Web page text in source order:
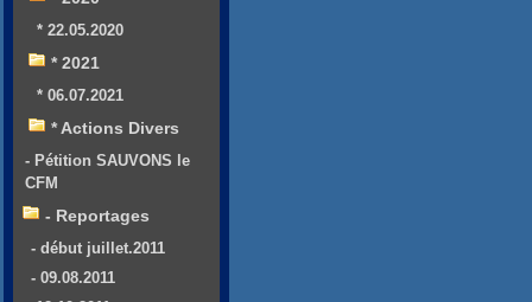
* 22.05.2020
* 2021
* 06.07.2021
* Actions Divers
- Pétition SAUVONS le
CFM
- Reportages
- début juillet.2011
- 09.08.2011